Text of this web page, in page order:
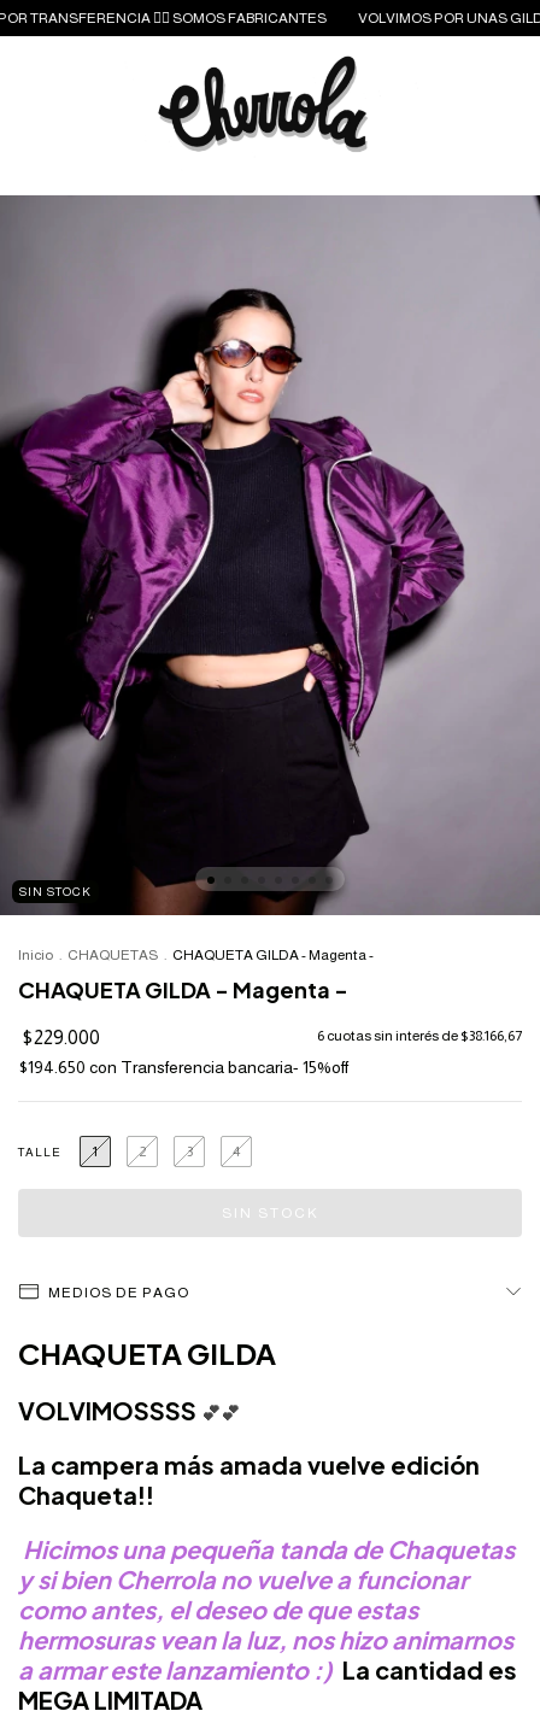
❤️‍🔥 SOMOS FABRICANTES VOLVIMOS POR UNAS
SIN STOCK
Inicio . CHAQUETAS . CHAQUETA GILDA - Magenta -
CHAQUETA GILDA - Magenta -
$229.000 6 cuotas sin interés de $38.166,67
$194.650 con Transferencia bancaria- 15%off
TALLE 1 2 3 4
MEDIOS DE PAGO
CHAQUETA GILDA
VOLVIMOSSSS 💕💕
La campera más amada vuelve edición
Chaqueta!!
Hicimos una pequeña tanda de Chaquetas
y si bien Cherrola no vuelve a funcionar
como antes, el deseo de que estas
hermosuras vean la luz, nos hizo animarnos
a armar este lanzamiento :) La cantidad es
MEGA LIMITADA